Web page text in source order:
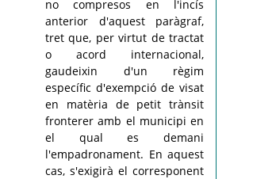
no compresos en l'incís
anterior d'aquest paràgraf,
tret que, per virtut de tractat
o acord internacional,
gaudeixin d'un règim
específic d'exempció de visat
en matèria de petit trànsit
fronterer amb el municipi en
el qual es demani
l'empadronament. En aquest
cas, s'exigirà el corresponent